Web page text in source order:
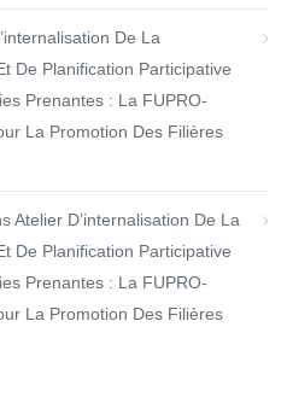
De La
De Planification Participative
Prenantes : La FUPRO-
La Promotion Des Filières
Atelier D’internalisation De La
De Planification Participative
Prenantes : La FUPRO-
La Promotion Des Filières